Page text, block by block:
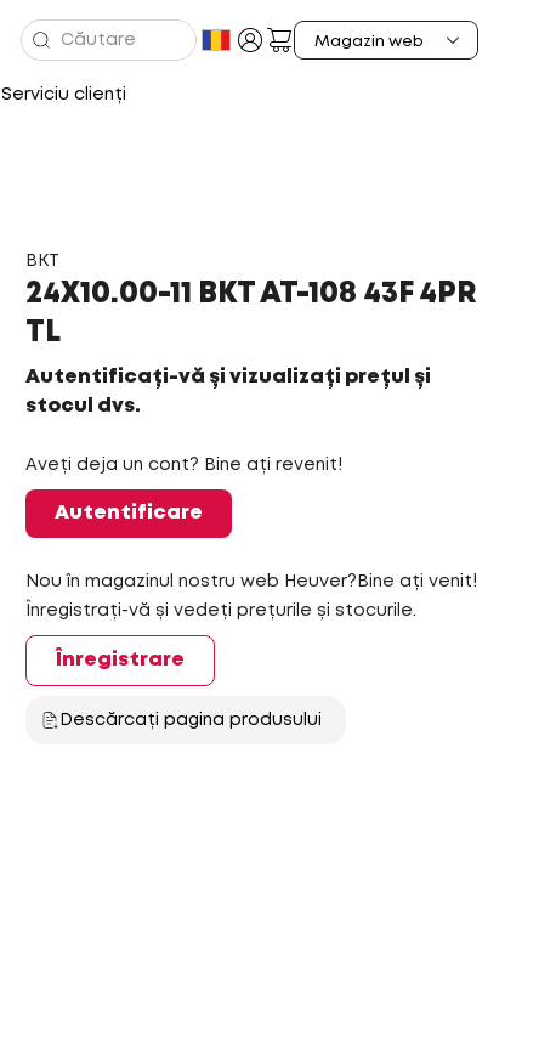
Serviciu clienți
BKT
24X10.00-11 BKT AT-108 43F 4PR
TL
Autentificați-vă și vizualizați prețul și
stocul dvs.
Aveți deja un cont? Bine ați revenit!
Autentificare
Nou în magazinul nostru web Heuver?Bine ați venit!
Înregistrați-vă și vedeți prețurile și stocurile.
Înregistrare
Descărcați pagina produsului